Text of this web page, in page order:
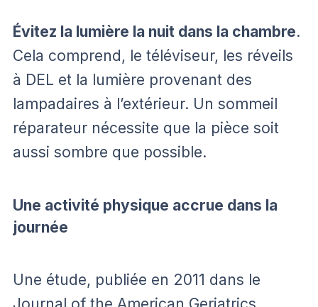
Évitez la lumière la nuit dans la chambre.
Cela comprend, le téléviseur, les réveils
à DEL et la lumière provenant des
lampadaires à l’extérieur. Un sommeil
réparateur nécessite que la pièce soit
aussi sombre que possible.
Une activité physique accrue dans la
journée
Une étude, publiée en 2011 dans le